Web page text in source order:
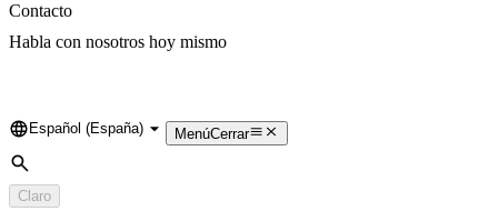
Contacto
Habla con nosotros hoy mismo
Language
Español (España) MenúCerrar
Búsqueda
Claro